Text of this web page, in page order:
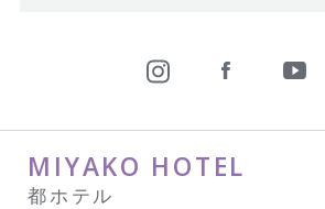
MIYAKO HOTEL
都ホテル